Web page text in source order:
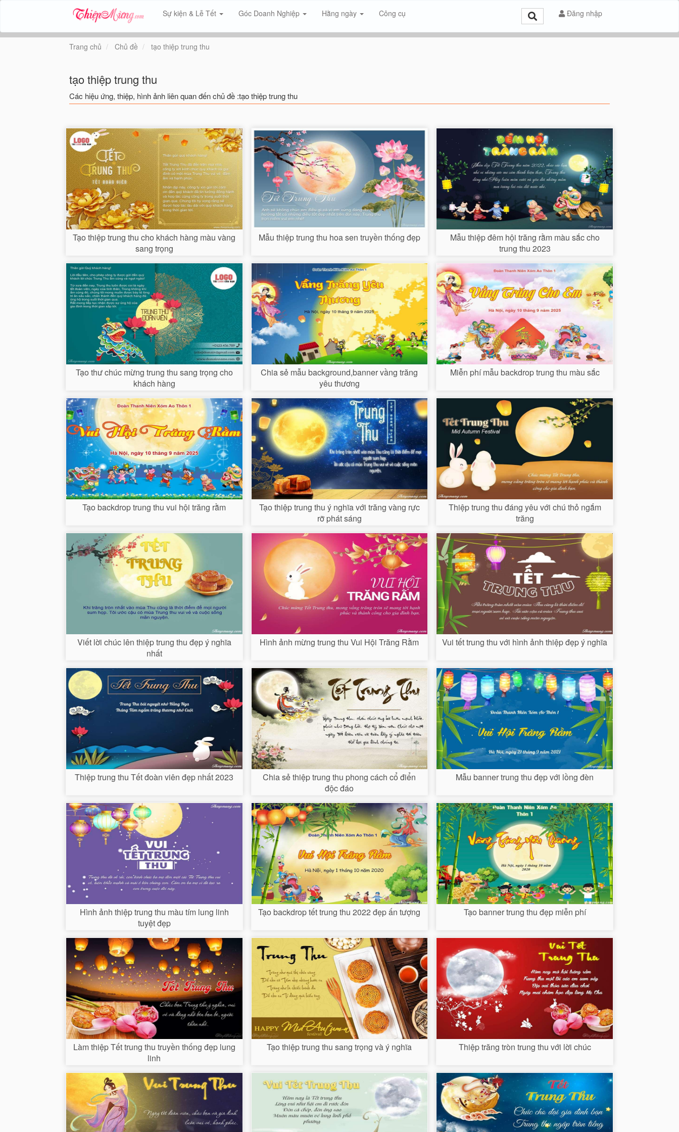
Sự kiện & Lễ Tết Góc Doanh Nghiệp Hằng ngày Công cụ Đăng nhập
Trang chủ Chủ đề tạo thiệp trung thu
tạo thiệp trung thu
Các hiệu ứng, thiệp, hình ảnh liên quan đến chủ đề :tạo thiệp trung thu
Tạo thiệp trung thu cho khách hàng màu vàng
sang trọng
Mẫu thiệp trung thu hoa sen truyền thống đẹp
Mẫu thiệp đêm hội trăng rằm màu sắc cho
trung thu 2023
Tạo thư chúc mừng trung thu sang trọng cho
khách hàng
Chia sẻ mẫu background,banner vầng trăng
yêu thương
Miễn phí mẫu backdrop trung thu màu sắc
Tạo backdrop trung thu vui hội trăng rằm
Tạo thiệp trung thu ý nghĩa với trăng vàng rực
rỡ phát sáng
Thiệp trung thu đáng yêu với chú thỏ ngắm
trăng
Viết lời chúc lên thiệp trung thu đẹp ý nghĩa
nhất
Hình ảnh mừng trung thu Vui Hội Trăng Rằm Vui tết trung thu với hình ảnh thiệp đẹp ý nghĩa
Thiệp trung thu Tết đoàn viên đẹp nhất 2023
Chia sẻ thiệp trung thu phong cách cổ điển
độc đáo
Mẫu banner trung thu đẹp với lồng đèn
Hình ảnh thiệp trung thu màu tím lung linh
tuyệt đẹp
Tạo backdrop tết trung thu 2022 đẹp ấn tượng Tạo banner trung thu đẹp miễn phí
Làm thiệp Tết trung thu truyền thống đẹp lung
linh
Tạo thiệp trung thu sang trọng và ý nghĩa Thiệp trăng tròn trung thu với lời chúc